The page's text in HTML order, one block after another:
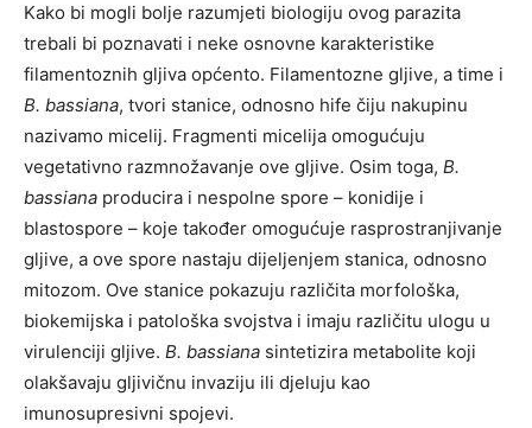
Kako bi mogli bolje razumjeti biologiju ovog parazita
trebali bi poznavati i neke osnovne karakteristike
filamentoznih gljiva općento. Filamentozne gljive, a time i
B. bassiana, tvori stanice, odnosno hife čiju nakupinu
nazivamo micelij. Fragmenti micelija omogućuju
vegetativno razmnožavanje ove gljive. Osim toga, B.
bassiana producira i nespolne spore – konidije i
blastospore – koje također omogućuje rasprostranjivanje
gljive, a ove spore nastaju dijeljenjem stanica, odnosno
mitozom. Ove stanice pokazuju različita morfološka,
biokemijska i patološka svojstva i imaju različitu ulogu u
virulenciji gljive. B. bassiana sintetizira metabolite koji
olakšavaju gljivičnu invaziju ili djeluju kao
imunosupresivni spojevi.